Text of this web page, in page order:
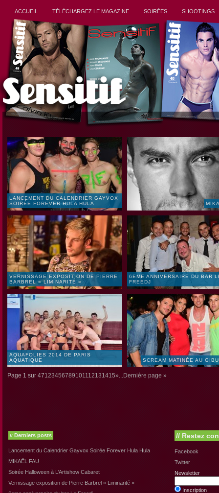
ACCUEIL TÉLÉCHARGEZ LE MAGAZINE SOIRÉES SHOOTINGS
LANCEMENT DU CALENDRIER GAYVOX
SOIRÉE FOREVER HULA HULA
VERNISSAGE EXPOSITION DE PIERRE
BARBREL « LIMINARITÉ »
6EME ANNIVERSAIRE DU BAR
FREEDJ
AQUAFOLIES 2014 DE PARIS
AQUATIQUE
SCREAM MATINÉE AU
Page 1 sur 47123456789101112131415»...Dernière page »
// Derniers posts
Lancement du Calendrier Gayvox Soirée Forever Hula Hula
MIKAËL FAU
Soirée Halloween à L’Artishow Cabaret
Vernissage exposition de Pierre Barbrel « Liminarité »
// Restez
Facebook
Twitter
Newsletter
Inscription